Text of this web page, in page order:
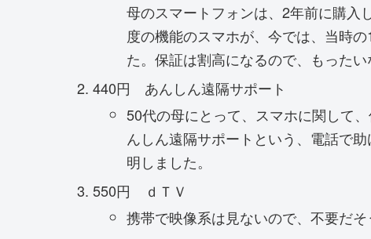
母のスマートフォンは、2年前に購入
度の機能のスマホが、今では、当時
た。保証は割高になるので、もったい
440円 あんしん遠隔サポート
50代の母にとって、スマホに関して
んしん遠隔サポートという、電話で
明しました。
550円 ｄＴＶ
携帯で映像系は見ないので、不要だそ